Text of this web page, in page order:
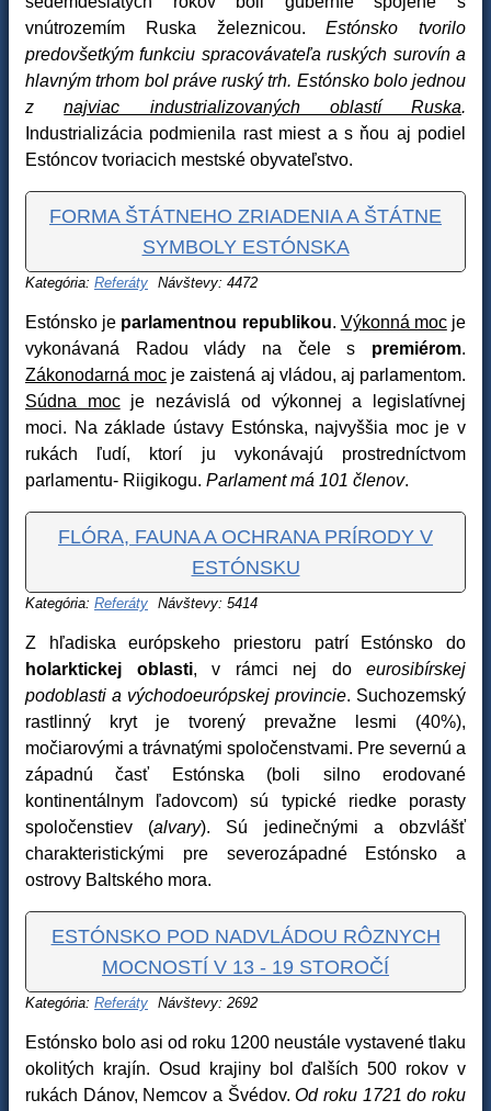
vnútrozemím Ruska železnicou.Estónsko tvorilo
predovšetkým funkciu spracovávateľa ruských surovín a
hlavným trhom bol práve ruský trh. Estónsko bolo jednou
znajviac industrializovaných oblastí Ruska.
Industrializácia podmienila rast miest a s ňou aj podiel
Estóncov tvoriacich mestské obyvateľstvo.
FORMA ŠTÁTNEHO ZRIADENIA A ŠTÁTNE
SYMBOLY ESTÓNSKA
Kategória: Referáty Návštevy: 4472
Estónsko je parlamentnou republikou. Výkonná mocje
vykonávaná Radou vlády na čele s premiérom.
Zákonodarná moc je zaistená aj vládou, aj parlamentom.
Súdna mocje nezávislá od výkonnej a legislatívnej
moci. Na základe ústavy Estónska, najvyššia moc je v
rukách ľudí, ktorí ju vykonávajú prostredníctvom
parlamentu- Riigikogu. Parlament má 101 členov.
FLÓRA, FAUNA A OCHRANA PRÍRODY V
ESTÓNSKU
Kategória: Referáty Návštevy: 5414
Z hľadiska európskeho priestoru patrí Estónsko do
holarktickej oblasti, v rámci nej do eurosibírskej
podoblasti a východoeurópskej provincie. Suchozemský
rastlinný kryt je tvorený prevažne lesmi (40%),
močiarovými a trávnatými spoločenstvami. Pre severnú a
západnú časť Estónska (boli silno erodované
kontinentálnym ľadovcom) sú typické riedke porasty
spoločenstiev (alvary). Sú jedinečnými a obzvlášť
charakteristickými pre severozápadné Estónsko a
ostrovy Baltského mora.
ESTÓNSKO POD NADVLÁDOU RÔZNYCH
MOCNOSTÍ V 13 - 19 STOROČÍ
Kategória: Referáty Návštevy: 2692
Estónsko bolo asi od roku 1200 neustále vystavené tlaku
okolitých krajín. Osud krajiny bol ďalších 500 rokov v
rukách Dánov, Nemcov a Švédov.Od roku 1721 do roku